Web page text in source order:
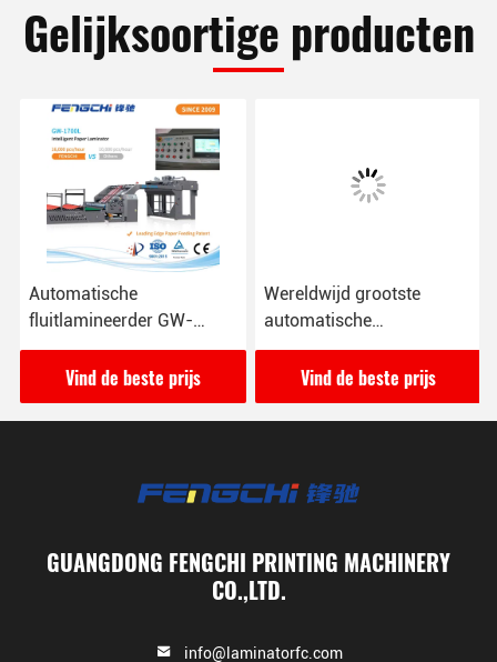
Gelijksoortige producten
Automatische
fluitlamineerder GW-
1700L met snelheid 16000
vellen/uur
Vind de beste prijs
Wereldwijd grootste
automatische
fluitlamineerder GW-
2200LVind de beste prijs
GUANGDONG FENGCHI PRINTING MACHINERY
CO.,LTD.
info@laminatorfc.com